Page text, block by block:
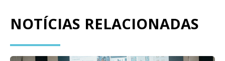
NOTÍCIAS RELACIONADAS